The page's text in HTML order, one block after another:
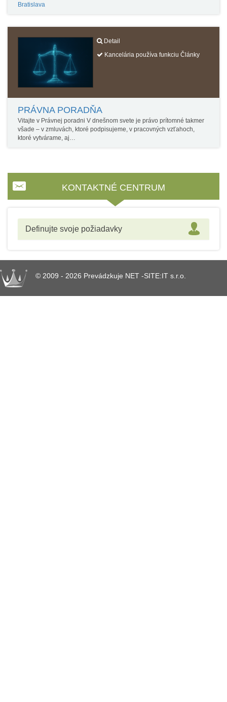
Bratislava
Detail
Kancelária používa funkciu Články
PRÁVNA PORADŇA
Vitajte v Právnej poradni V dnešnom svete je právo prítomné takmer
všade – v zmluvách, ktoré podpisujeme, v pracovných vzťahoch,
ktoré vytvárame, aj…
KONTAKTNÉ CENTRUM
Definujte svoje požiadavky
© 2009 - 2026 Prevádzkuje NET -SITE:IT s.r.o.